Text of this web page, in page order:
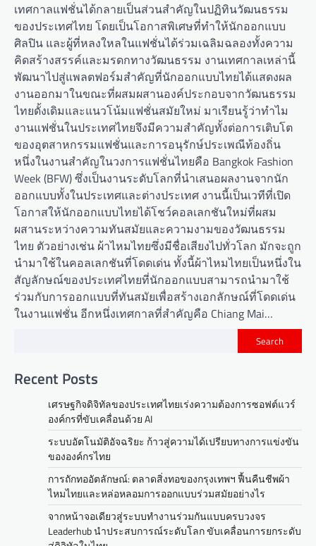
เทศกาลแฟชั่นได้กลายเป็นส่วนสำคัญในปฏิทินวัฒนธรรม
ของประเทศไทย โดยเป็นโอกาสพิเศษที่ทำให้นักออกแบบ
ศิลปิน และผู้ที่หลงใหลในแฟชั่นได้ร่วมเฉลิมฉลองทั้งความ
คิดสร้างสรรค์และมรดกทางวัฒนธรรม งานเทศกาลเหล่านี้
พัฒนาไปสู่แพลตฟอร์มสำคัญที่นักออกแบบไทยได้แสดงผล
งานออกมาในขณะที่ผสมผสานองค์ประกอบจากวัฒนธรรม
ไทยดั้งเดิมและแนวโน้มแฟชั่นสมัยใหม่ มาเรียนรู้ว่าทำไม
งานแฟชั่นในประเทศไทยจึงมีความสำคัญทั้งต่อการเติบโต
ของอุตสาหกรรมแฟชั่นและการอนุรักษ์ประเพณีท้องถิ่น
หนึ่งในงานสำคัญในวงการแฟชั่นไทยคือ Bangkok Fashion
Week (BFW) ซึ่งเป็นงานระดับโลกที่นำเสนอผลงานจากนัก
ออกแบบทั้งในประเทศและต่างประเทศ งานนี้เป็นเวทีที่เปิด
โอกาสให้นักออกแบบไทยได้โชว์คอลเลกชันใหม่ที่ผสม
ผสานระหว่างความทันสมัยและความงามของวัฒนธรรม
ไทย ตัวอย่างเช่น ผ้าไหมไทยซึ่งมีชื่อเสียงไปทั่วโลก มักจะถูก
นำมาใช้ในคอลเลกชันที่โดดเด่น ทั้งนี้ผ้าไหมไทยเป็นหนึ่งใน
สัญลักษณ์ของประเทศไทยที่นักออกแบบสามารถนำมาใช้
ร่วมกับการออกแบบที่ทันสมัยเพื่อสร้างเอกลักษณ์ที่โดดเด่น
ในงานแฟชั่น อีกหนึ่งเทศกาลที่สำคัญคือ Chiang Mai…
Search
Recent Posts
เศรษฐกิจดิจิทัลของประเทศไทยเร่งความต้องการซอฟต์แวร์
องค์กรที่ขับเคลื่อนด้วย AI
ระบบอัตโนมัติอัจฉริยะ ก้าวสู่ความได้เปรียบทางการแข่งขัน
ขององค์กรไทย
การถักทออัตลักษณ์: ตลาดสิ่งทอของกรุงเทพฯ ฟื้นคืนชีพผ้า
ไหมไทยและหล่อหลอมการออกแบบร่วมสมัยอย่างไร
จากหน้าจอเดียวสู่ระบบทำงานร่วมกันแบบครบวงจร
Leaderhub นำประสบการณ์ระดับโลก ขับเคลื่อนการยกระดับ